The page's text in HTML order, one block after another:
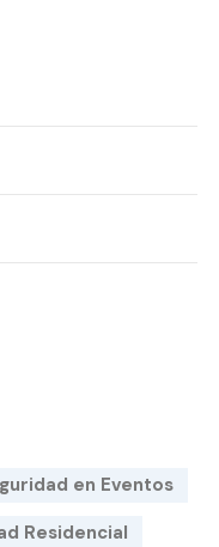
en Eventos
Residencial